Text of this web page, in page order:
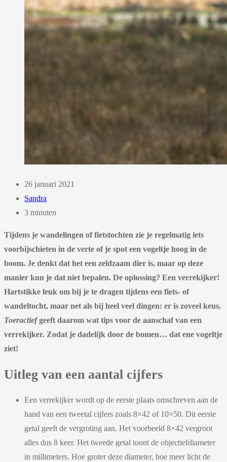
26 januari 2021
Sandra
3 minuten
Tijdens je wandelingen of fietstochten zie je regelmatig iets
voorbijschieten in de verte of je spot een vogeltje hoog in de
boom. Je denkt dat het een zeldzaam dier is, maar op deze
manier kun je dat niet bepalen. De oplossing? Een verrekijker!
Hartstikke leuk om bij je te dragen tijdens een fiets- of
wandeltocht, maar net als bij heel veel dingen: er is zoveel keus.
Toeractiefgeeft daarom wat tips voor de aanschaf van een
verrekijker. Zodat je dadelijk door de bomen… dat ene vogeltje
ziet!
Uitleg van een aantal cijfers
Een verrekijker wordt op de eerste plaats omschreven aan de
hand van een tweetal cijfers zoals 8×42 of 10×50. Dit eerste
getal geeft de vergroting aan. Het voorbeeld 8×42 vergroot
alles dus 8 keer. Het tweede getal toont de objectiefdiameter
in millimeters. Hoe groter deze diameter, hoe meer licht de